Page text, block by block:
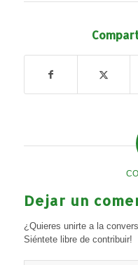
Dejar un
¿Quieres unirte a la
Siéntete libre de contribuir!